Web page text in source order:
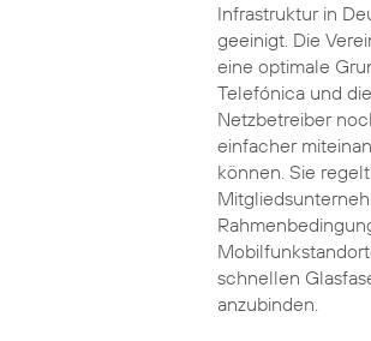
Infrastruktur in
geeinigt. Die
eine optimale
Telefónica und
Netzbetreiber
einfacher
können. Sie
schnellen
anzubinden.